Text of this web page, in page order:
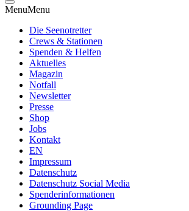
MenuMenu
Die Seenotretter
Crews & Stationen
Spenden & Helfen
Aktuelles
Magazin
Notfall
Newsletter
Presse
Shop
Jobs
Kontakt
EN
Impressum
Datenschutz
Datenschutz Social Media
Spenderinformationen
Grounding Page